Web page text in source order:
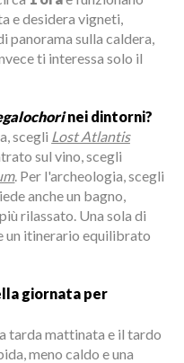
e desidera vigneti,
panorama sulla caldera,
ti interessa solo il
nei dintorni?
scegli Lost Atlantis
sul vino, scegli
. Per l'archeologia, scegli
anche un bagno,
rilassato. Una sola di
un itinerario equilibrato
giornata per
tarda mattinata e il tardo
meno caldo e una